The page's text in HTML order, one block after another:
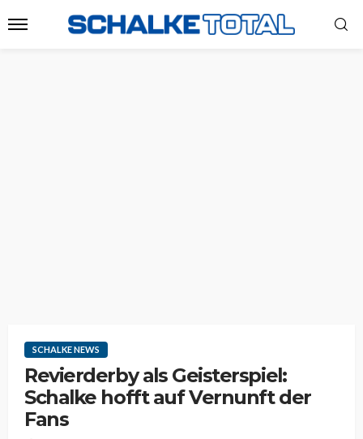
SCHALKE NEWS
Revierderby als Geisterspiel:
Schalke hofft auf Vernunft der
Fans